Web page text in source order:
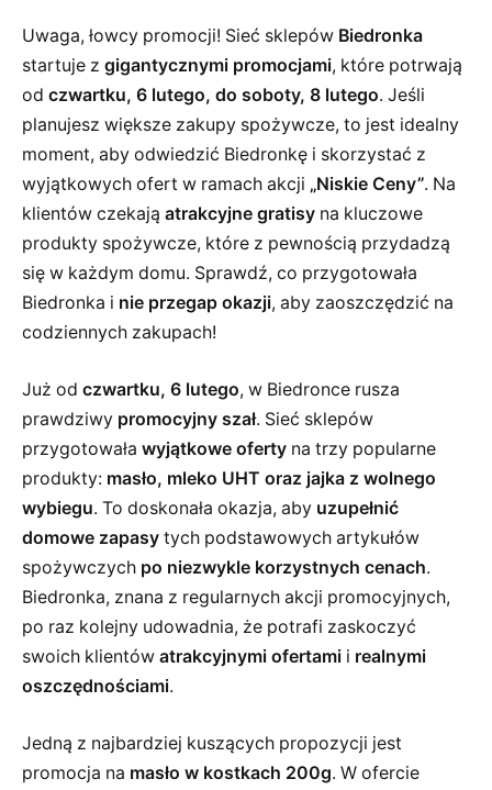
Uwaga, łowcy promocji! Sieć sklepów Biedronka
startuje z gigantycznymi promocjami, które potrwają
od czwartku, 6 lutego, do soboty, 8 lutego. Jeśli
planujesz większe zakupy spożywcze, to jest idealny
moment, aby odwiedzić Biedronkę i skorzystać z
wyjątkowych ofert w ramach akcji „Niskie Ceny”. Na
klientów czekają atrakcyjne gratisy na kluczowe
produkty spożywcze, które z pewnością przydadzą
się w każdym domu. Sprawdź, co przygotowała
Biedronka i nie przegap okazji, aby zaoszczędzić na
codziennych zakupach!
Już od czwartku, 6 lutego, w Biedronce rusza
prawdziwy promocyjny szał. Sieć sklepów
przygotowała wyjątkowe oferty na trzy popularne
produkty: masło, mleko UHT oraz jajka z wolnego
wybiegu. To doskonała okazja, aby uzupełnić
domowe zapasy tych podstawowych artykułów
spożywczych po niezwykle korzystnych cenach.
Biedronka, znana z regularnych akcji promocyjnych,
po raz kolejny udowadnia, że potrafi zaskoczyć
swoich klientów atrakcyjnymi ofertami i realnymi
oszczędnościami.
Jedną z najbardziej kuszących propozycji jest
promocja na masło w kostkach 200g. W ofercie